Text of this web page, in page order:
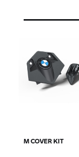
M COVER KIT